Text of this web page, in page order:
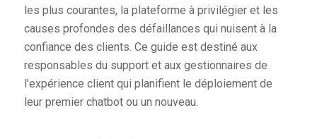
les plus courantes, la plateforme à privilégier et les
causes profondes des défaillances qui nuisent à la
confiance des clients. Ce guide est destiné aux
responsables du support et aux gestionnaires de
l'expérience client qui planifient le déploiement de
leur premier chatbot ou un nouveau.